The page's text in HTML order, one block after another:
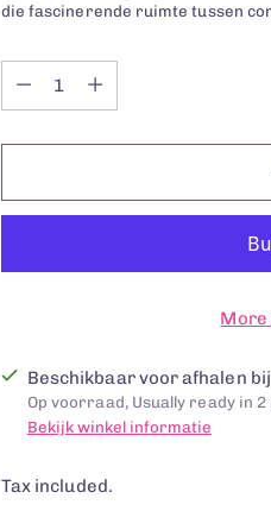
die fascinerende ruimte tussen
Quantity
Quantity
More
Beschikbaar voor afhalen
Op voorraad, Usually ready in
Bekijk winkel informatie
Tax included.